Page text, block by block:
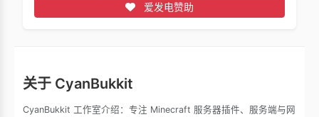
爱发电赞助
关于 CyanBukkit
CyanBukkit 工作室介绍：专注 Minecraft 服务器插件、服务端与网